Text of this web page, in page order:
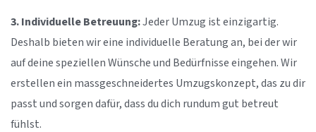
3. Individuelle Betreuung:Jeder Umzug ist einzigartig.
Deshalb bieten wir eine individuelle Beratung an, bei der wir
auf deine speziellen Wünsche und Bedürfnisse eingehen. Wir
erstellen ein massgeschneidertes Umzugskonzept, das zu dir
passt und sorgen dafür, dass du dich rundum gut betreut
fühlst.